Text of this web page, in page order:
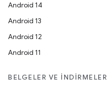
Android 14
Android 13
Android 12
Android 11
BELGELER VE İNDIRMELER